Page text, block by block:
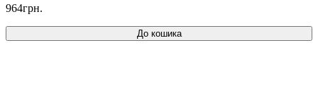
964грн.
До кошика